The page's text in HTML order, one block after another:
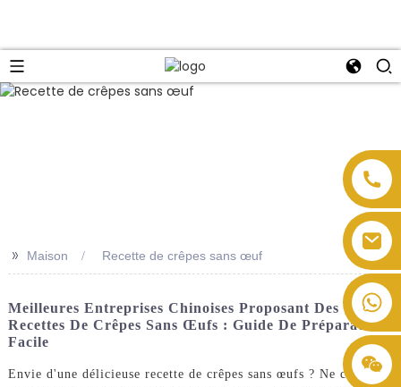
>> Maison Recette de crêpes sans œuf
Meilleures Entreprises Chinoises Proposant Des
Recettes De Crêpes Sans Œufs : Guide De Préparation
Facile
Envie d'une délicieuse recette de crêpes sans œufs ? Ne cherchez